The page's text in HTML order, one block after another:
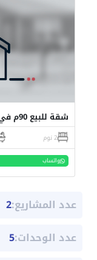
شقة للبيع 90م في كمبوند بيلفا الشيخ زايد
2 نوم
واتساب
عدد المشاريع:2
عدد الوحدات:5